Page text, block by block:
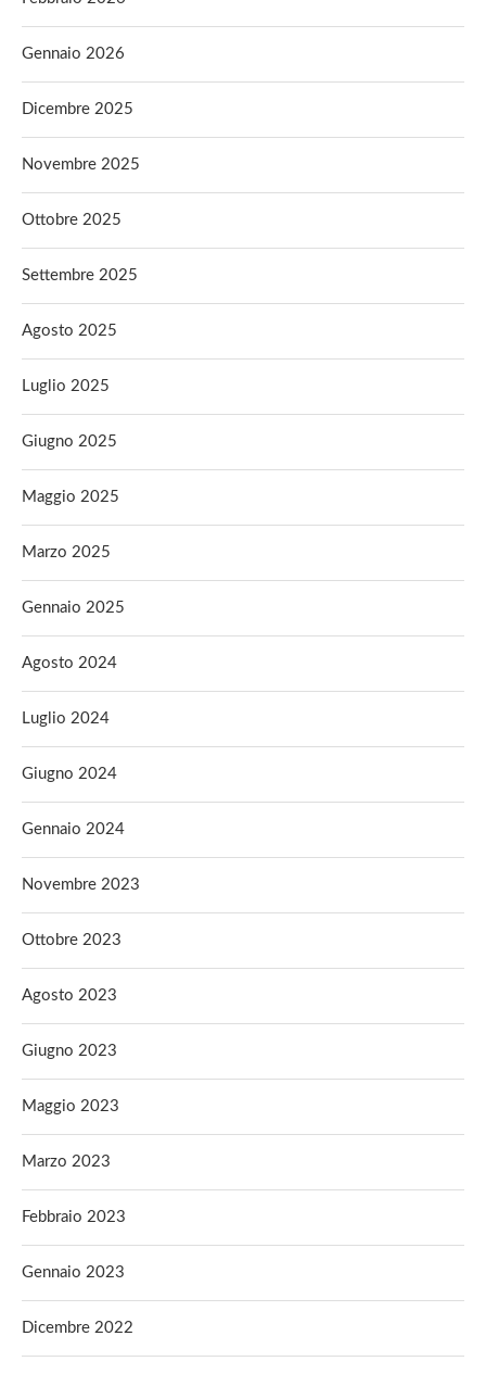
Gennaio 2026
Dicembre 2025
Novembre 2025
Ottobre 2025
Settembre 2025
Agosto 2025
Luglio 2025
Giugno 2025
Maggio 2025
Marzo 2025
Gennaio 2025
Agosto 2024
Luglio 2024
Giugno 2024
Gennaio 2024
Novembre 2023
Ottobre 2023
Agosto 2023
Giugno 2023
Maggio 2023
Marzo 2023
Febbraio 2023
Gennaio 2023
Dicembre 2022